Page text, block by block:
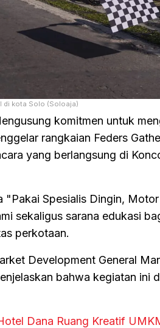
di kota Solo (Soloaja)
komitmen untuk
rangkaian Feders
yang berlangsung di
"Pakai Spesialis Dingin,
sekaligus sarana edukasi
perkotaan.
Development General
bahwa kegiatan ini
Dana Ruang Kreatif